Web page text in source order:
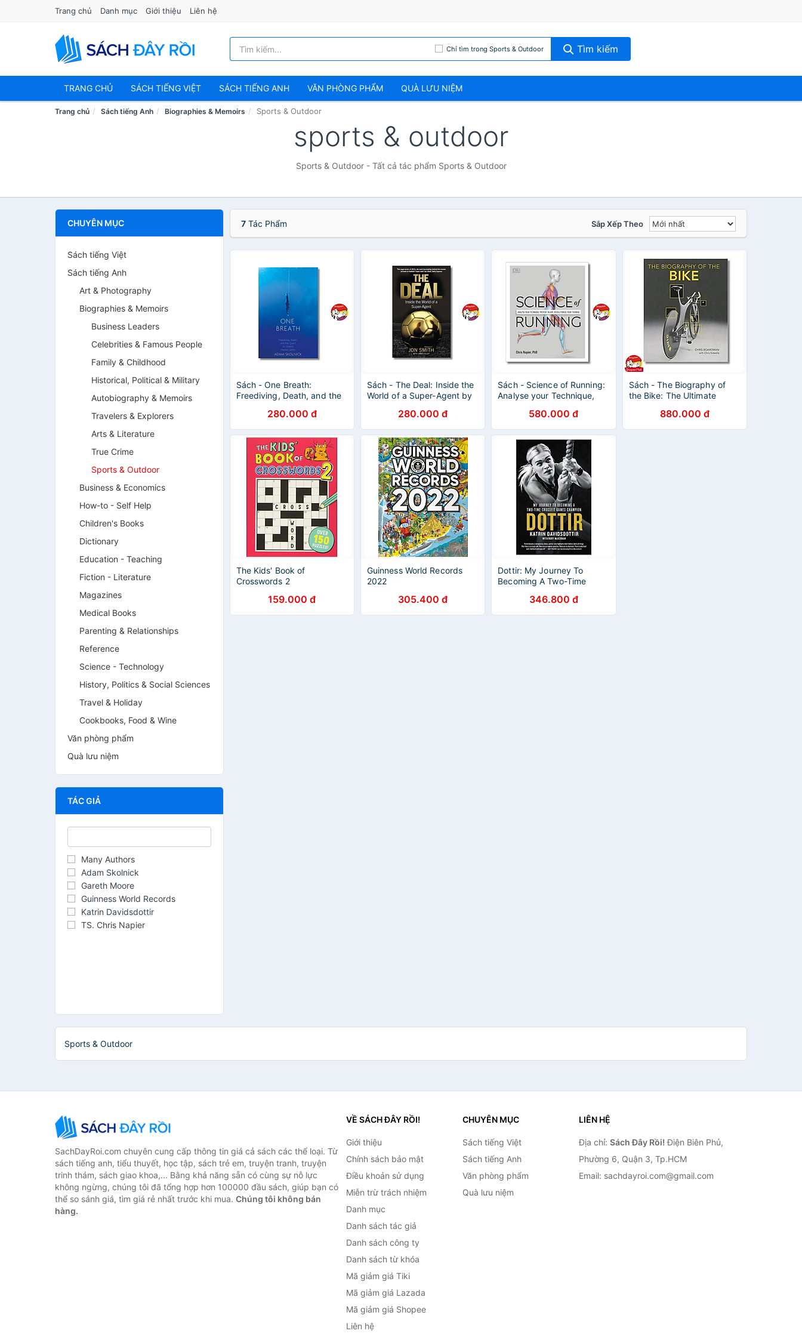
Trang chủ Danh mục Giới thiệu Liên hệ
Chỉ tìm trong Sports & Outdoor Tìm kiếm
TRANG CHỦ SÁCH TIẾNG VIỆT SÁCH TIẾNG ANH VĂN PHÒNG PHẨM QUÀ LƯU NIỆM
Trang chủ Sách tiếng Anh Biographies & Memoirs Sports & Outdoor
sports & outdoor
Sports & Outdoor - Tất cả tác phẩm Sports & Outdoor
CHUYÊN MỤC
Sách tiếng Việt
Sách tiếng Anh
Art & Photography
Biographies & Memoirs
Business Leaders
Celebrities & Famous People
Family & Childhood
Historical, Political & Military
Autobiography & Memoirs
Travelers & Explorers
Arts & Literature
True Crime
Sports & Outdoor
Business & Economics
How-to - Self Help
Children's Books
Dictionary
Education - Teaching
Fiction - Literature
Magazines
Medical Books
Parenting & Relationships
Reference
Science - Technology
History, Politics & Social Sciences
Travel & Holiday
Cookbooks, Food & Wine
Văn phòng phẩm
Quà lưu niệm
TÁC GIẢ
Many Authors
Adam Skolnick
Gareth Moore
Guinness World Records
Katrin Davidsdottir
TS. Chris Napier
7Tác Phẩm Sắp Xếp Theo
Sách - One Breath:
Freediving, Death, and the
Limits by Adam Skolnick
280.000 đ
Sách - The Deal: Inside the
World of a Super-Agent by
280.000 đ
Sách - Science of Running:
Analyse your Technique,
Revolutionize your Training
580.000 đ
Sách - The Biography of
the Bike: The Ultimate
Chris Boardman
880.000 đ
The Kids' Book of
Crosswords 2
159.000 đ
Guinness World Records
2022
305.400 đ
Dottir: My Journey To
Becoming A Two-Time
346.800 đ
Sports & Outdoor
SachDayRoi.com chuyên cung cấp thông tin giá cả sách các thể loại. Từ
sách tiếng anh, tiểu thuyết, học tập, sách trẻ em, truyện tranh, truyện
trinh thám, sách giao khoa,... Bằng khả năng sẵn có cùng sự nỗ lực
không ngừng, chúng tôi đã tổng hợp hơn 100000 đầu sách, giúp bạn có
thể so sánh giá, tìm giá rẻ nhất trước khi mua. Chúng tôi không bán
hàng.
VỀ SÁCH ĐÂY RỒI!
Giới thiệu
Chính sách bảo mật
Điều khoản sử dụng
Miễn trừ trách nhiệm
Danh mục
Danh sách tác giả
Danh sách công ty
Danh sách từ khóa
Mã giảm giá Tiki
Mã giảm giá Lazada
Mã giảm giá Shopee
Liên hệ
CHUYÊN MỤC
Sách tiếng Việt
Sách tiếng Anh
Văn phòng phẩm
Quà lưu niệm
LIÊN HỆ
Địa chỉ: Sách Đây Rồi! Điện Biên Phủ,
Phường 6, Quận 3, Tp.HCM
Email: sachdayroi.com@gmail.com